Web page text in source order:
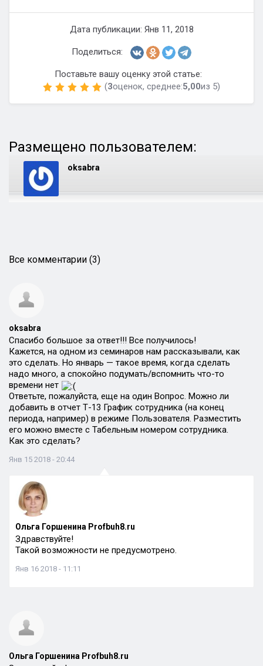
Дата публикации: Янв 11, 2018
Поделиться:
Поставьте вашу оценку этой статье:
(3оценок, среднее:5,00из 5)
Размещено пользователем:
oksabra
Все комментарии (3)
oksabra
Спасибо большое за ответ!!! Все получилось!
Кажется, на одном из семинаров нам рассказывали, как
это сделать. Но январь — такое время, когда сделать
надо много, а спокойно подумать/вспомнить что-то
времени нет
Ответьте, пожалуйста, еще на один Вопрос. Можно ли
добавить в отчет Т-13 График сотрудника (на конец
периода, например) в режиме Пользователя. Разместить
его можно вместе с Табельным номером сотрудника.
Как это сделать?
Янв 15 2018 - 20:44
Ольга Горшенина Profbuh8.ru
Здравствуйте!
Такой возможности не предусмотрено.
Янв 16 2018 - 11:11
Ольга Горшенина Profbuh8.ru